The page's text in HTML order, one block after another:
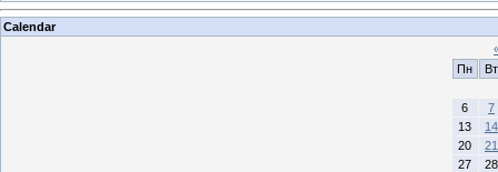
Calendar
Пн
Вт
6
7
13
14
20
21
27
28